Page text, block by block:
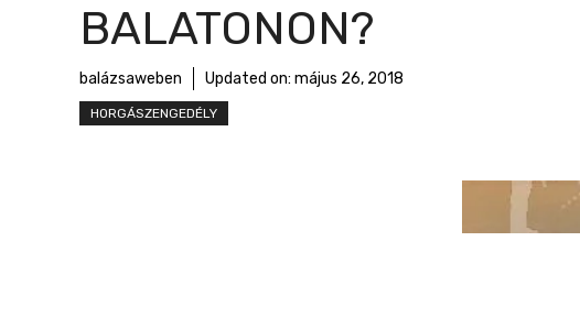
BALATONON?
balázsaweben Updated on: május 26, 2018
HORGÁSZENGEDÉLY